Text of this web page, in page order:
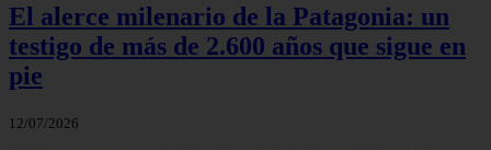
El alerce milenario de la Patagonia: un
testigo de más de 2.600 años que sigue en
pie
12/07/2026